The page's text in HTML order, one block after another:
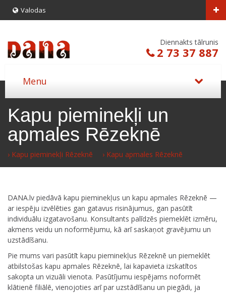
Valodas
Diennakts tālrunis
2 73 37 887
Kapu pieminekļi un
apmales Rēzeknē
› Kapu pieminekļi Rēzeknē › Kapu apmales Rēzeknē
DANA.lv piedāvā kapu pieminekļus un kapu apmales Rēzeknē —
ar iespēju izvēlēties gan gatavus risinājumus, gan pasūtīt
individuālu izgatavošanu. Konsultants palīdzēs piemeklēt izmēru,
akmens veidu un noformējumu, kā arī saskaņot gravējumu un
uzstādīšanu.
Pie mums vari pasūtīt kapu pieminekļus Rēzeknē un piemeklēt
atbilstošas kapu apmales Rēzeknē, lai kapavieta izskatītos
sakopta un vizuāli vienota. Pasūtījumu iespējams noformēt
klātienē filiālē, vienojoties arī par uzstādīšanu un piegādi, ja